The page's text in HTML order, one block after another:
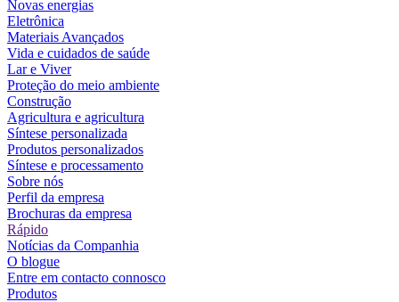
Novas energias
Eletrônica
Materiais Avançados
Vida e cuidados de saúde
Lar e Viver
Proteção do meio ambiente
Construção
Agricultura e agricultura
Síntese personalizada
Produtos personalizados
Síntese e processamento
Sobre nós
Perfil da empresa
Brochuras da empresa
Rápido
Notícias da Companhia
O blogue
Entre em contacto connosco
Produtos